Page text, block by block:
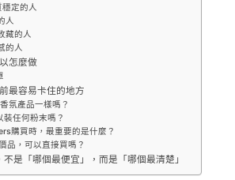
定的人
人
藏的人
的人
怎麼做
最容易卡住的地方
氛產品一樣嗎？
裝任何粉末嗎？
購買時，最重要的是什麼？
品，可以直接買嗎？
是「哪個最便宜」，而是「哪個最清楚」